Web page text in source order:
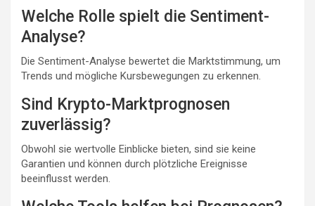
Welche Rolle spielt die Sentiment-
Analyse?
Die Sentiment-Analyse bewertet die Marktstimmung, um
Trends und mögliche Kursbewegungen zu erkennen.
Sind Krypto-Marktprognosen
zuverlässig?
Obwohl sie wertvolle Einblicke bieten, sind sie keine
Garantien und können durch plötzliche Ereignisse
beeinflusst werden.